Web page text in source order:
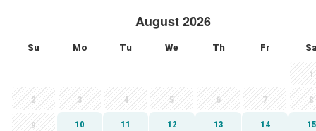
August 2026
Su Mo Tu We Th Fr
1
2 3 4 5 6 7 8
9 10 11 12 13 14 15